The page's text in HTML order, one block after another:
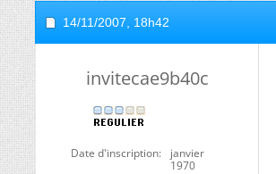
14/11/2007, 18h42
invitecae9b40c
Date d'inscription
janvier
1970